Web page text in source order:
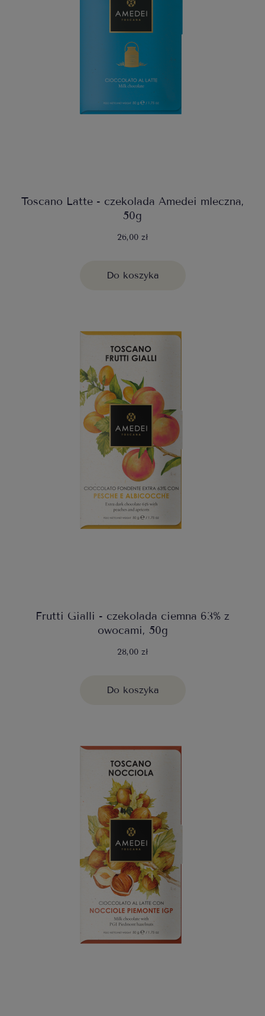
Toscano Latte - czekolada Amedei mleczna,
50g
26,00 zł
Do koszyka
Frutti Gialli - czekolada ciemna 63% z
owocami, 50g
28,00 zł
Do koszyka